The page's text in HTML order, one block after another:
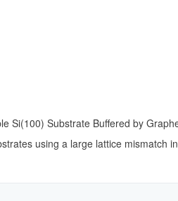
Si(100) Substrate Buffered by
using a large lattice mismatch